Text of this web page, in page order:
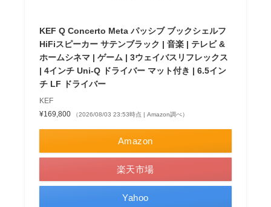
KEF Q Concerto Meta パッシブ ブックシェルフ
HiFiスピーカー サテンブラック | 音楽 | テレビ &
ホームシネマ | ゲーム | 3ウェイバスリフレックス
| 4インチ Uni-Q ドライバー マット付き | 6.5イン
チ LF ドライバー
KEF
¥169,800
（2026/08/03 23:53時点 | Amazon調べ）
Amazon
楽天市場
Yahoo